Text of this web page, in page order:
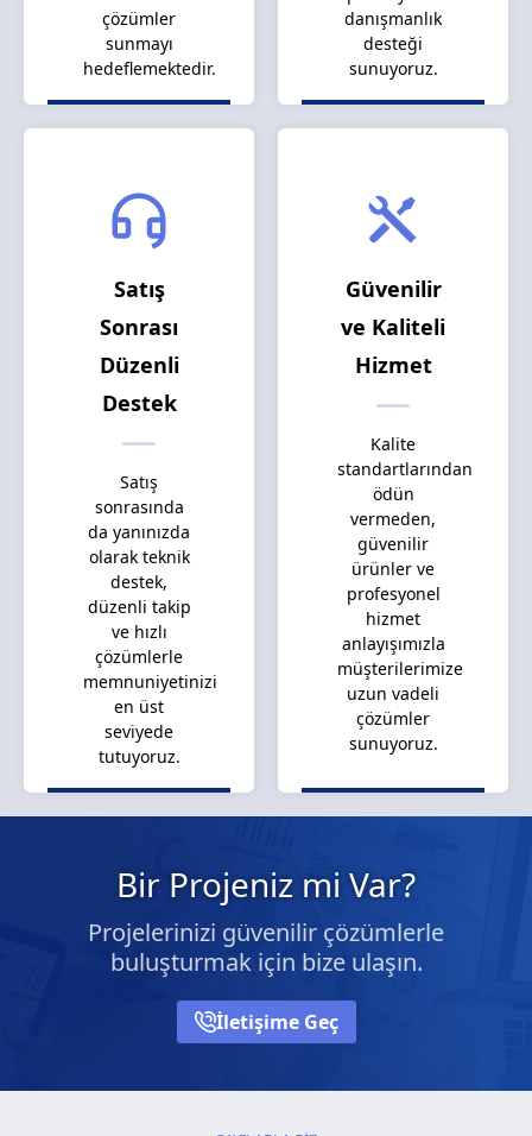
çözümler
sunmayı
hedeflemektedir.
danışmanlık
desteği
sunuyoruz.
Satış
Sonrası
Düzenli
Destek
Satış
sonrasında
da yanınızda
olarak teknik
destek,
düzenli takip
ve hızlı
çözümlerle
memnuniyetinizi
en üst
seviyede
tutuyoruz.
Güvenilir
ve Kaliteli
Hizmet
Kalite
standartlarından
ödün
vermeden,
güvenilir
ürünler ve
profesyonel
hizmet
anlayışımızla
müşterilerimize
uzun vadeli
çözümler
sunuyoruz.
Bir Projeniz mi Var?
Projelerinizi güvenilir çözümlerle
buluşturmak için bize ulaşın.
İletişime Geç